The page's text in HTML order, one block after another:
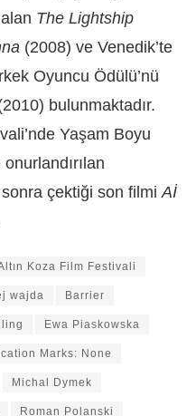
The Lightship
(2008) ve Venedik’te
Oyuncu Ödülü’nü
bulunmaktadır.
Yaşam Boyu
çektiği son filmi Aİ
Koza Film Festivali
wajda Barrier
Ewa Piaskowska
Marks: None
Michal Dymek
Roman Polanski